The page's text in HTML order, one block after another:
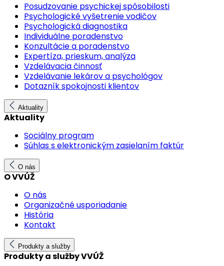
Posudzovanie psychickej spôsobilosti
Psychologické vyšetrenie vodičov
Psychologická diagnostika
Individuálne poradenstvo
Konzultácie a poradenstvo
Expertíza, prieskum, analýza
Vzdelávacia činnosť
Vzdelávanie lekárov a psychológov
Dotazník spokojnosti klientov
Aktuality
Aktuality
Sociálny program
Súhlas s elektronickým zasielaním faktúr
O nás
O VVÚŽ
O nás
Organizačné usporiadanie
História
Kontakt
Produkty a služby
Produkty a služby VVÚŽ